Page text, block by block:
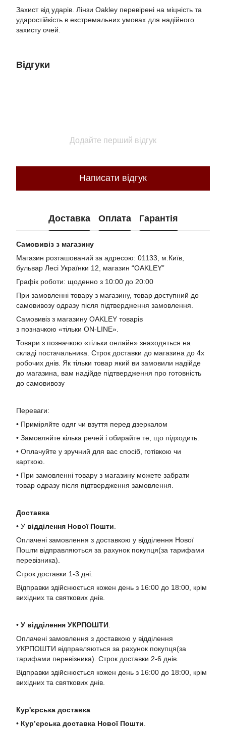
Захист від ударів. Лінзи Oakley перевірені на міцність та
ударостійкість в екстремальних умовах для надійного
захисту очей.
Відгуки
Додайте перший відгук
Написати відгук
Доставка Оплата Гарантія
Самовивіз з магазину
Магазин розташований за адресою: 01133, м.Київ,
бульвар Лесі Українки 12, магазин “OAKLEY”
Графік роботи: щоденно з 10:00 до 20:00
При замовленні товару з магазину, товар доступний до
самовивозу одразу після підтвердження замовлення.
Самовивіз з магазину OAKLEY товарів
з позначкою «тільки ON-LINE».
Товари з позначкою «тільки онлайн» знаходяться на
складі постачальника. Строк доставки до магазина до 4х
робочих днів. Як тільки товар який ви замовили надійде
до магазина, вам надійде підтвердження про готовність
до самовивозу
Переваги:
• Приміряйте одяг чи взуття перед дзеркалом
• Замовляйте кілька речей і обирайте те, що підходить.
• Оплачуйте у зручний для вас спосіб, готівкою чи
карткою.
• При замовленні товару з магазину можете забрати
товар одразу після підтвердження замовлення.
Доставка
• У відділення Нової Пошти
Оплачені замовлення з доставкою у відділення Нової
Пошти відправляються за рахунок покупця(за тарифами
перевізника).
Строк доставки 1-3 дні.
Відправки здійснюється кожен день з 16:00 до 18:00, крім
вихідних та святкових днів.
• У відділення УКРПОШТИ
Оплачені замовлення з доставкою у відділення
УКРПОШТИ відправляються за рахунок покупця(за
тарифами перевізника). Строк доставки 2-6 днів.
Відправки здійснюється кожен день з 16:00 до 18:00, крім
вихідних та святкових днів.
Кур'єрська доставка
• Кур’єрська доставка Нової Пошти